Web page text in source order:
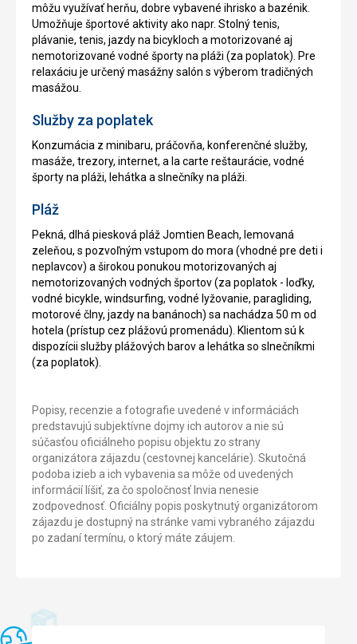
môžu využívať herňu, dobre vybavené ihrisko a bazénik.
Umožňuje športové aktivity ako napr. Stolný tenis,
plávanie, tenis, jazdy na bicykloch a motorizované aj
nemotorizované vodné športy na pláži (za poplatok). Pre
relaxáciu je určený masážny salón s výberom tradičných
masážou.
Služby za poplatek
Konzumácia z minibaru, práčovňa, konferenčné služby,
masáže, trezory, internet, a la carte reštaurácie, vodné
športy na pláži, lehátka a slnečníky na pláži.
Pláž
Pekná, dlhá piesková pláž Jomtien Beach, lemovaná
zeleňou, s pozvoľným vstupom do mora (vhodné pre deti i
neplavcov) a širokou ponukou motorizovaných aj
nemotorizovaných vodných športov (za poplatok - loďky,
vodné bicykle, windsurfing, vodné lyžovanie, paragliding,
motorové člny, jazdy na banánoch) sa nachádza 50 m od
hotela (prístup cez plážovú promenádu). Klientom sú k
dispozícii služby plážových barov a lehátka so slnečníkmi
(za poplatok).
Popisy, recenzie a fotografie uvedené v informáciách
predstavujú subjektívne dojmy ich autorov a nie sú
súčasťou oficiálneho popisu objektu zo strany
organizátora zájazdu (cestovnej kancelárie). Skutočná
podoba izieb a ich vybavenia sa môže od uvedených
informácií líšiť, za čo spoločnosť Invia nenesie
zodpovednosť. Oficiálny popis poskytnutý organizátorom
zájazdu je dostupný na stránke vami vybraného zájazdu
po zadaní termínu, o ktorý máte záujem.